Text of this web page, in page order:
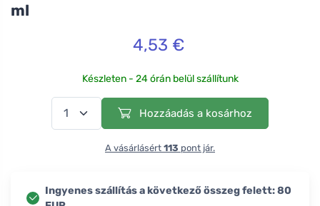
ml
4,53 €
Készleten - 24 órán belül szállítunk
Hozzáadás a kosárhoz
A vásárlásért 113 pont jár.
Ingyenes szállítás a következő összeg felett: 80